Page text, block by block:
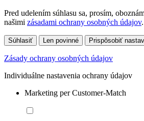
Pred udelením súhlasu sa, prosím,
našimi zásadami ochrany osobných údajov.
Súhlasiť Len povinné Prispôsobiť
Zásady ochrany osobných údajov
Individuálne nastavenia ochrany údajov
Marketing per Customer-Match